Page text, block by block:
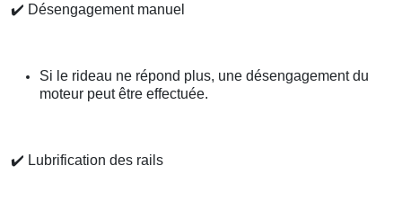
✔️ Désengagement manuel
Si le rideau ne répond plus, une désengagement du
moteur peut être effectuée.
✔️ Lubrification des rails